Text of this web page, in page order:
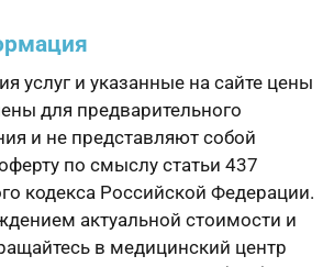
услуг и указанные на сайте цены
для предварительного
и не представляют собой
по смыслу статьи 437
кодекса Российской Федерации.
актуальной стоимости и
в медицинский центр